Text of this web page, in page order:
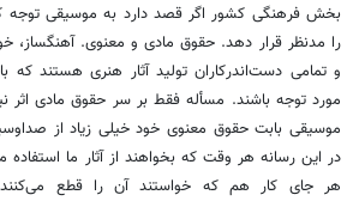
بخش فرهنگی کشور اگر قصد دارد به موسیقی توجه
را مدنظر قرار دهد. حقوق مادی و معنوی. آهنگساز،
و تمامی دست‌اندرکاران تولید آثار هنری هستند که
مورد توجه باشند. مسأله فقط بر سر حقوق مادی اثر
موسیقی بابت حقوق معنوی خود خیلی زیاد از
در این رسانه هر وقت که بخواهند از آثار ما
هر جای کار هم که خواستند آن را قطع